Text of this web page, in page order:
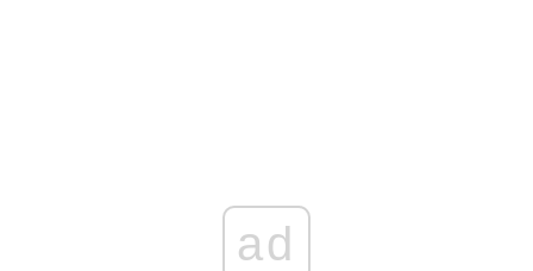
ad